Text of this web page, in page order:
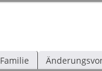
Familie